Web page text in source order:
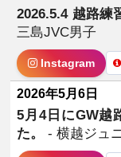
2026.5.4 越路練
三島JVC男子
Instagram
2026年5月6日
5月4日にGW越
た。- 横越ジュ